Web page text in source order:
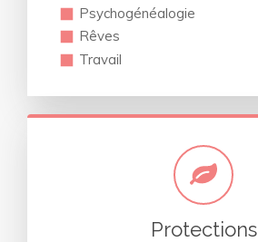
Psychogénéalogie
Rêves
Travail
Protections